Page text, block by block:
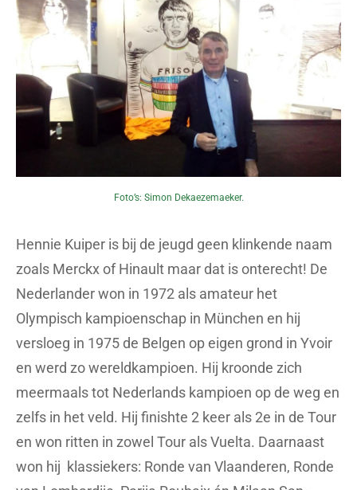
Foto’s: Simon Dekaezemaeker.
Hennie Kuiper is bij de jeugd geen klinkende naam
zoals Merckx of Hinault maar dat is onterecht! De
Nederlander won in 1972 als amateur het
Olympisch kampioenschap in München en hij
versloeg in 1975 de Belgen op eigen grond in Yvoir
en werd zo wereldkampioen. Hij kroonde zich
meermaals tot Nederlands kampioen op de weg en
zelfs in het veld. Hij finishte 2 keer als 2e in de Tour
en won ritten in zowel Tour als Vuelta. Daarnaast
won hij klassiekers: Ronde van Vlaanderen, Ronde